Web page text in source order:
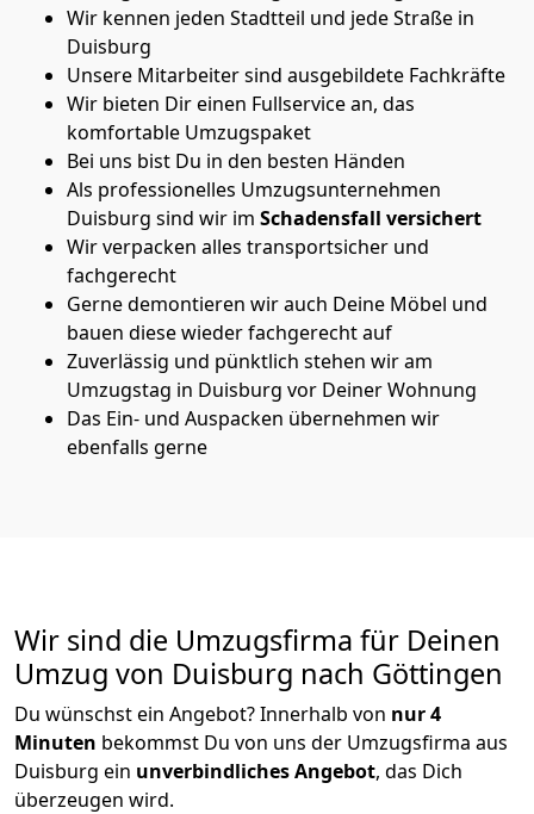
Wir kennen jeden Stadtteil und jede Straße in
Duisburg
Unsere Mitarbeiter sind ausgebildete Fachkräfte
Wir bieten Dir einen Fullservice an, das
komfortable Umzugspaket
Bei uns bist Du in den besten Händen
Als professionelles Umzugsunternehmen
Duisburg sind wir im Schadensfall versichert
Wir verpacken alles transportsicher und
fachgerecht
Gerne demontieren wir auch Deine Möbel und
bauen diese wieder fachgerecht auf
Zuverlässig und pünktlich stehen wir am
Umzugstag in Duisburg vor Deiner Wohnung
Das Ein- und Auspacken übernehmen wir
ebenfalls gerne
Wir sind die Umzugsfirma für Deinen
Umzug von Duisburg nach Göttingen
Du wünschst ein Angebot? Innerhalb von nur 4
Minuten bekommst Du von uns der Umzugsfirma aus
Duisburg ein unverbindliches Angebot, das Dich
überzeugen wird.